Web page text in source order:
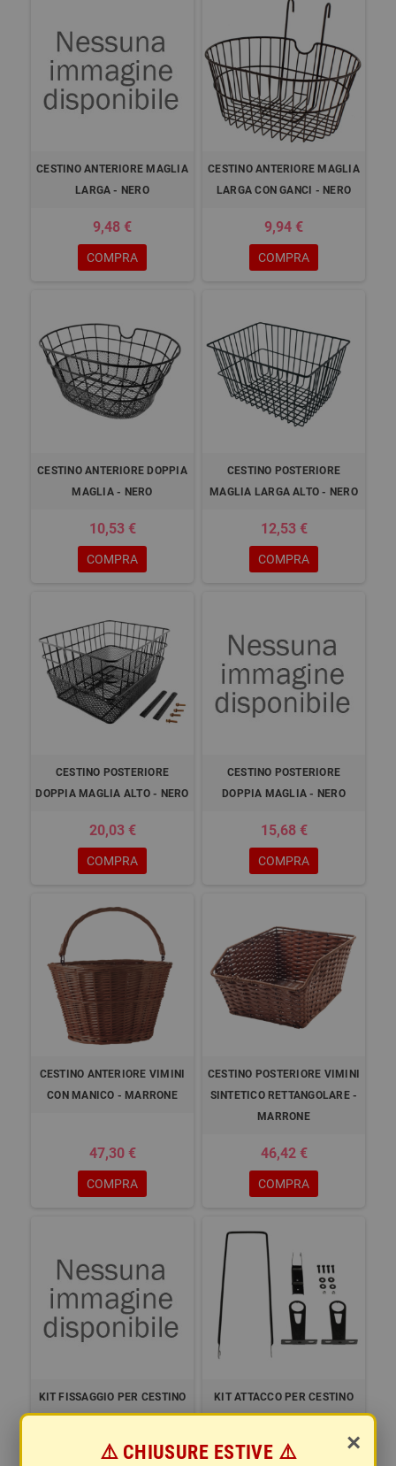
CESTINO ANTERIORE MAGLIA
LARGA - NERO
9,48 €
COMPRA
CESTINO ANTERIORE MAGLIA
LARGA CON GANCI - NERO
9,94 €
COMPRA
CESTINO ANTERIORE DOPPIA
MAGLIA - NERO
10,53 €
COMPRA
CESTINO POSTERIORE
MAGLIA LARGA ALTO - NERO
12,53 €
COMPRA
CESTINO POSTERIORE
DOPPIA MAGLIA ALTO - NERO
20,03 €
COMPRA
CESTINO POSTERIORE
DOPPIA MAGLIA - NERO
15,68 €
COMPRA
CESTINO ANTERIORE VIMINI
CON MANICO - MARRONE
47,30 €
COMPRA
CESTINO POSTERIORE VIMINI
SINTETICO RETTANGOLARE -
MARRONE
46,42 €
COMPRA
KIT FISSAGGIO PER CESTINO
DOPPIA MAGLIA - ARGENTO
KIT ATTACCO PER CESTINO
VIMINI SINTETICO E QUADRO
×
⚠️ CHIUSURE ESTIVE ⚠️